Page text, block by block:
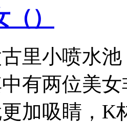
）
里小喷水
有两位美
加吸睛，K